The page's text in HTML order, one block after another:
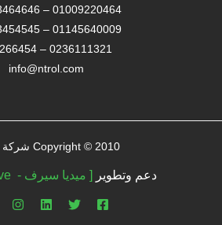
01009220464 – 01203464646
01145640009 – 01203454545
0236111321 – 034266454
info@ntrol.com
Copyright © 2010 شركة نترول
دعم وتطوير [ ميديا سيرف - media serve ]